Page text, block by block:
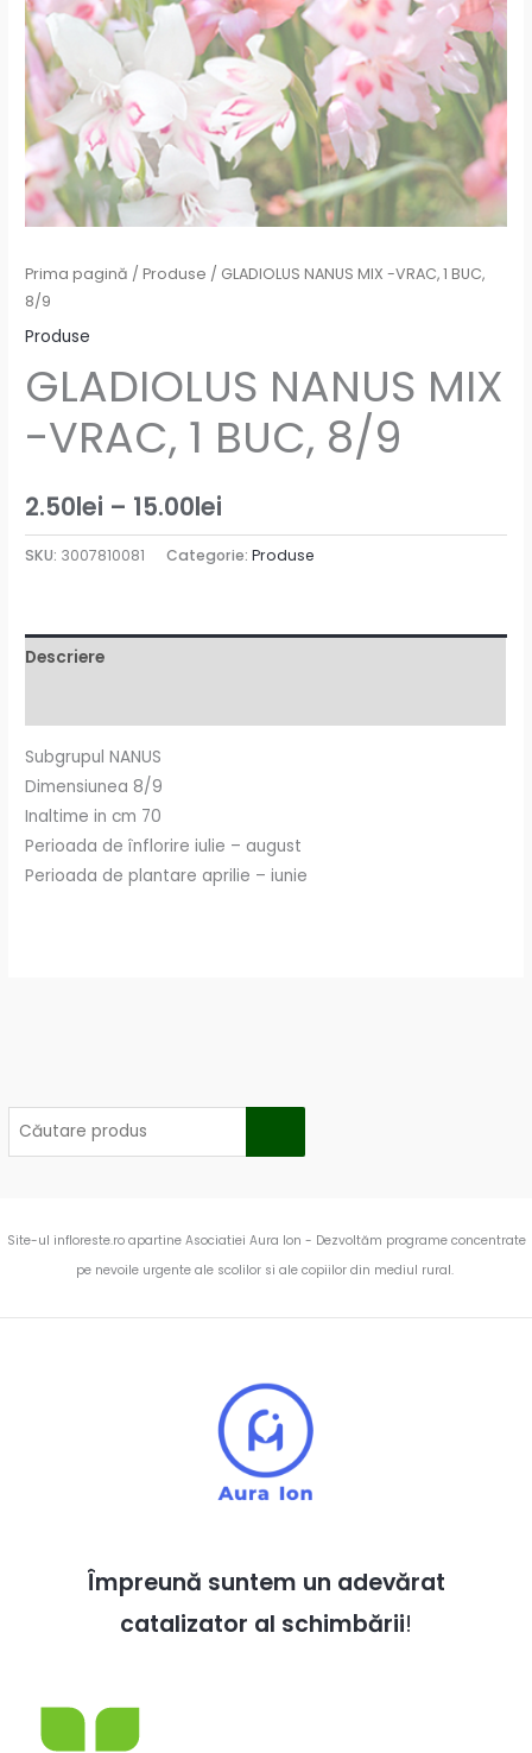
Prima pagină /Produse / GLADIOLUS NANUS MIX -VRAC, 1 BUC,
8/9
Produse
GLADIOLUS NANUS MIX
-VRAC, 1 BUC, 8/9
2.50lei – 15.00lei
SKU: 3007810081 Categorie:Produse
Descriere
Subgrupul NANUS
Dimensiunea 8/9
Inaltime in cm 70
Perioada de înflorire iulie – august
Perioada de plantare aprilie – iunie
Site-ul infloreste.ro apartine Asociatiei Aura Ion - Dezvoltăm programe concentrate
pe nevoile urgente ale scolilor si ale copiilor din mediul rural.
Împreună suntem un adevărat
catalizator al schimbării!